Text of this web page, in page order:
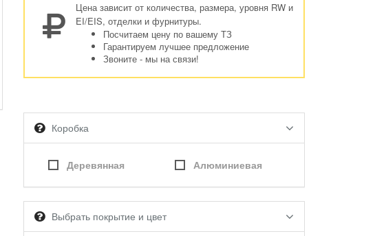
Цена зависит от количества, размера, уровня RW и
EI/EIS, отделки и фурнитуры.
Посчитаем цену по вашему ТЗ
Гарантируем лучшее предложение
Звоните - мы на связи!
Коробка
Деревянная Алюминиевая
Выбрать покрытие и цвет